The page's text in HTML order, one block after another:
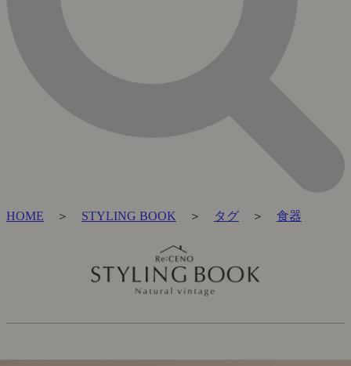
HOME ＞ STYLING BOOK ＞ タグ ＞ 食器